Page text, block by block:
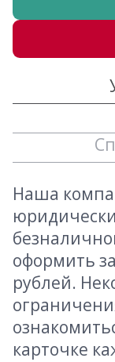
Наша
оформить
рублей.
карточке